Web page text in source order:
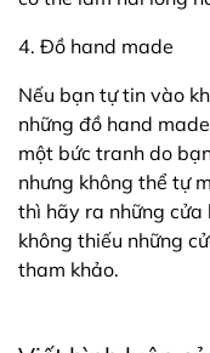
4. Đồ hand made
Nếu bạn tự tin vào
những đồ hand
một bức tranh do
nhưng không thể tự
thì hãy ra những
không thiếu những
tham khảo.